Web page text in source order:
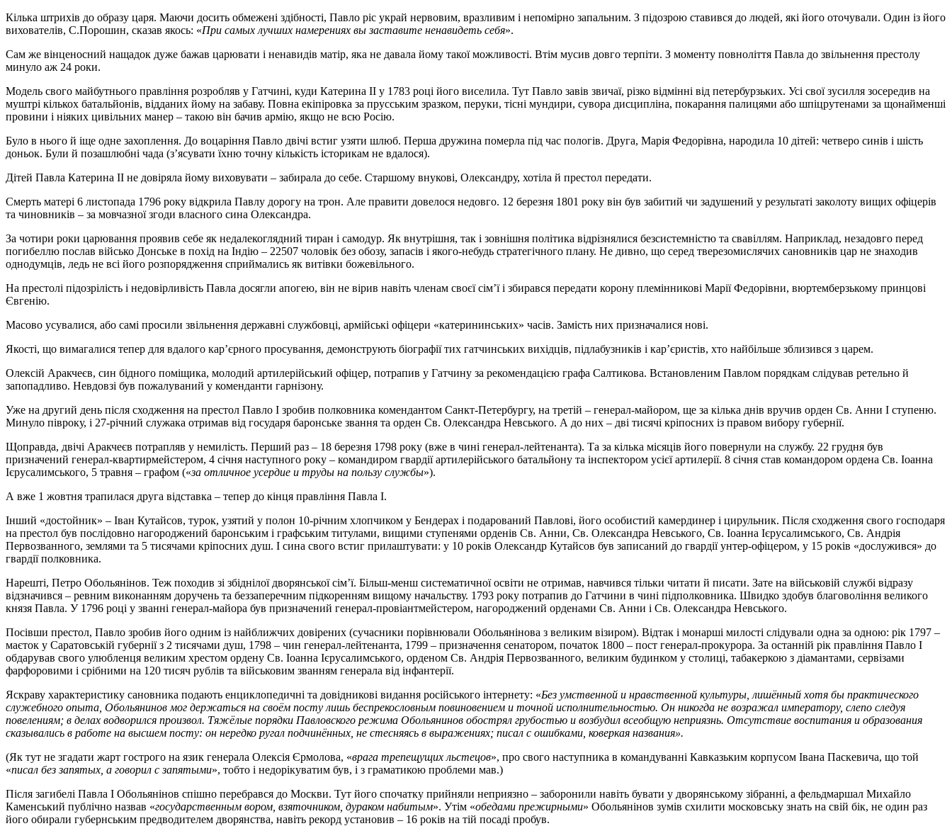
Кілька штрихів до образу царя. Маючи досить обмежені здібності, Павло ріс украй нервовим, вразливим і непомірно запальним. З підозрою ставився до людей, які його оточували. Один із його
вихователів, С.Порошин, сказав якось: «При самых лучших намерениях вы заставите ненавидеть себя».
Сам же вінценосний нащадок дуже бажав царювати і ненавидів матір, яка не давала йому такої можливості. Втім мусив довго терпіти. З моменту повноліття Павла до звільнення престолу
минуло аж 24 роки.
Модель свого майбутнього правління розробляв у Гатчині, куди Катерина II у 1783 році його виселила. Тут Павло завів звичаї, різко відмінні від петербурзьких. Усі свої зусилля зосередив на
муштрі кількох батальйонів, відданих йому на забаву. Повна екіпіровка за прусським зразком, перуки, тісні мундири, сувора дисципліна, покарання палицями або шпіцрутенами за щонайменші
провини і ніяких цивільних манер – такою він бачив армію, якщо не всю Росію.
Було в нього й іще одне захоплення. До воцаріння Павло двічі встиг узяти шлюб. Перша дружина померла під час пологів. Друга, Марія Федорівна, народила 10 дітей: четверо синів і шість
доньок. Були й позашлюбні чада (з’ясувати їхню точну кількість історикам не вдалося).
Дітей Павла Катерина II не довіряла йому виховувати – забирала до себе. Старшому внукові, Олександру, хотіла й престол передати.
Смерть матері 6 листопада 1796 року відкрила Павлу дорогу на трон. Але правити довелося недовго. 12 березня 1801 року він був забитий чи задушений у результаті заколоту вищих офіцерів
та чиновників – за мовчазної згоди власного сина Олександра.
За чотири роки царювання проявив себе як недалекоглядний тиран і самодур. Як внутрішня, так і зовнішня політика відрізнялися безсистемністю та свавіллям. Наприклад, незадовго перед
погибеллю послав військо Донське в похід на Індію – 22507 чоловік без обозу, запасів і якого-небудь стратегічного плану. Не дивно, що серед тверезомислячих сановників цар не знаходив
однодумців, ледь не всі його розпорядження сприймались як витівки божевільного.
На престолі підозрілість і недовірливість Павла досягли апогею, він не вірив навіть членам своєї сім’ї і збирався передати корону племінникові Марії Федорівни, вюртемберзькому принцові
Євгенію.
Масово усувалися, або самі просили звільнення державні службовці, армійські офіцери «катерининських» часів. Замість них призначалися нові.
Якості, що вимагалися тепер для вдалого кар’єрного просування, демонструють біографії тих гатчинських вихідців, підлабузників і кар’єристів, хто найбільше зблизився з царем.
Олексій Аракчеєв, син бідного поміщика, молодий артилерійський офіцер, потрапив у Гатчину за рекомендацією графа Салтикова. Встановленим Павлом порядкам слідував ретельно й
запопадливо. Невдовзі був пожалуваний у коменданти гарнізону.
Уже на другий день після сходження на престол Павло I зробив полковника комендантом Санкт-Петербургу, на третій – генерал-майором, ще за кілька днів вручив орден Св. Анни I ступеню.
Минуло півроку, і 27-річний служака отримав від государя баронське звання та орден Св. Олександра Невського. А до них – дві тисячі кріпосних із правом вибору губернії.
Щоправда, двічі Аракчеєв потрапляв у немилість. Перший раз – 18 березня 1798 року (вже в чині генерал-лейтенанта). Та за кілька місяців його повернули на службу. 22 грудня був
призначений генерал-квартирмейстером, 4 січня наступного року – командиром гвардії артилерійського батальйону та інспектором усієї артилерії. 8 січня став командором ордена Св. Іоанна
Ієрусалимського, 5 травня – графом («за отличное усердие и труды на пользу службы»).
А вже 1 жовтня трапилася друга відставка – тепер до кінця правління Павла I.
Інший «достойник» – Іван Кутайсов, турок, узятий у полон 10-річним хлопчиком у Бендерах і подарований Павлові, його особистий камердинер і цирульник. Після сходження свого господаря
на престол був послідовно нагороджений баронським і графським титулами, вищими ступенями орденів Св. Анни, Св. Олександра Невського, Св. Іоанна Ієрусалимського, Св. Андрія
Первозванного, землями та 5 тисячами кріпосних душ. І сина свого встиг прилаштувати: у 10 років Олександр Кутайсов був записаний до гвардії унтер-офіцером, у 15 років «дослужився» до
гвардії полковника.
Нарешті, Петро Обольянінов. Теж походив зі збіднілої дворянської сім’ї. Більш-менш систематичної освіти не отримав, навчився тільки читати й писати. Зате на військовій службі відразу
відзначився – ревним виконанням доручень та беззаперечним підкоренням вищому начальству. 1793 року потрапив до Гатчини в чині підполковника. Швидко здобув благовоління великого
князя Павла. У 1796 році у званні генерал-майора був призначений генерал-провіантмейстером, нагороджений орденами Св. Анни і Св. Олександра Невського.
Посівши престол, Павло зробив його одним із найближчих довірених (сучасники порівнювали Обольянінова з великим візиром). Відтак і монарші милості слідували одна за одною: рік 1797 –
маєток у Саратовській губернії з 2 тисячами душ, 1798 – чин генерал-лейтенанта, 1799 – призначення сенатором, початок 1800 – пост генерал-прокурора. За останній рік правління Павло I
обдарував свого улюбленця великим хрестом ордену Св. Іоанна Ієрусалимського, орденом Св. Андрія Первозванного, великим будинком у столиці, табакеркою з діамантами, сервізами
фарфоровими і срібними на 120 тисяч рублів та військовим званням генерала від інфантерії.
Яскраву характеристику сановника подають енциклопедичні та довідникові видання російського інтернету: «Без умственной и нравственной культуры, лишённый хотя бы практического
служебного опыта, Обольянинов мог держаться на своём посту лишь беспрекословным повиновением и точной исполнительностью. Он никогда не возражал императору, слепо следуя
повелениям; в делах водворился произвол. Тяжёлые порядки Павловского режима Обольянинов обострял грубостью и возбудил всеобщую неприязнь. Отсутствие воспитания и образования
сказывались в работе на высшем посту: он нередко ругал подчинённых, не стесняясь в выражениях; писал с ошибками, коверкая названия».
(Як тут не згадати жарт гострого на язик генерала Олексія Єрмолова, «врага трепещущих льстецов», про свого наступника в командуванні Кавказьким корпусом Івана Паскевича, що той
«писал без запятых, а говорил с запятыми», тобто і недорікуватим був, і з граматикою проблеми мав.)
Після загибелі Павла I Обольянінов спішно перебрався до Москви. Тут його спочатку прийняли неприязно – заборонили навіть бувати у дворянському зібранні, а фельдмаршал Михайло
Каменський публічно назвав «государственным вором, взяточником, дураком набитым». Утім «обедами прежирными» Обольянінов зумів схилити московську знать на свій бік, не один раз
його обирали губернським предводителем дворянства, навіть рекорд установив – 16 років на тій посаді пробув.